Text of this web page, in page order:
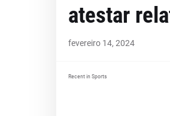
atestar
fevereiro 14, 2024
Recent in Sports